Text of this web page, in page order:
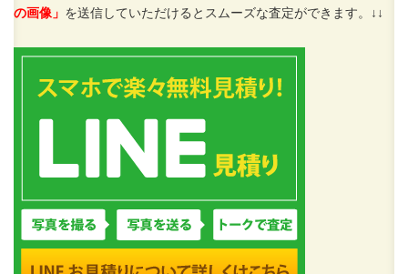
の画像」 を送信していただけるとスムーズな査定ができます。↓↓